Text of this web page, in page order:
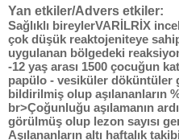
Yan etkiler/Advers etkiler:
Sağlıklı bireylerVARİLRİX
çok düşük reaktojeniteye
uygulanan bölgedeki
-12 yaş arası 1500 çocuğun
papülo - vesiküler döküntüler
bildirilmiş olup aşılananların
br>Çoğunluğu aşılamanın
görülmüş olup lezon sayısı
Aşılananların altı haftalık